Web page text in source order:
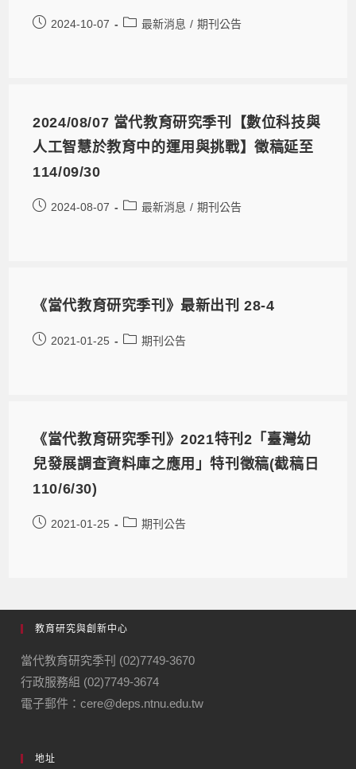
2024-10-07 最新消息 / 期刊公告
2024/08/07 當代教育研究季刊【數位科技與
人工智慧於教育中的運用與挑戰】徵稿延至
114/09/30
2024-08-07 最新消息 / 期刊公告
《當代教育研究季刊》最新出刊 28-4
2021-01-25 期刊公告
《當代教育研究季刊》2021特刊2「臺灣幼
兒發展調查資料庫之應用」特刊徵稿(截稿日
110/6/30)
2021-01-25 期刊公告
教育研究與創新中心
當代教育研究季刊 (02)7749-3670
行政服務組 (02)7749-3674
電子郵件：cere@deps.ntnu.edu.tw
地址